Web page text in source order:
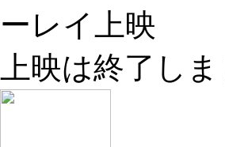
ーレイ上映
上映は終了しま